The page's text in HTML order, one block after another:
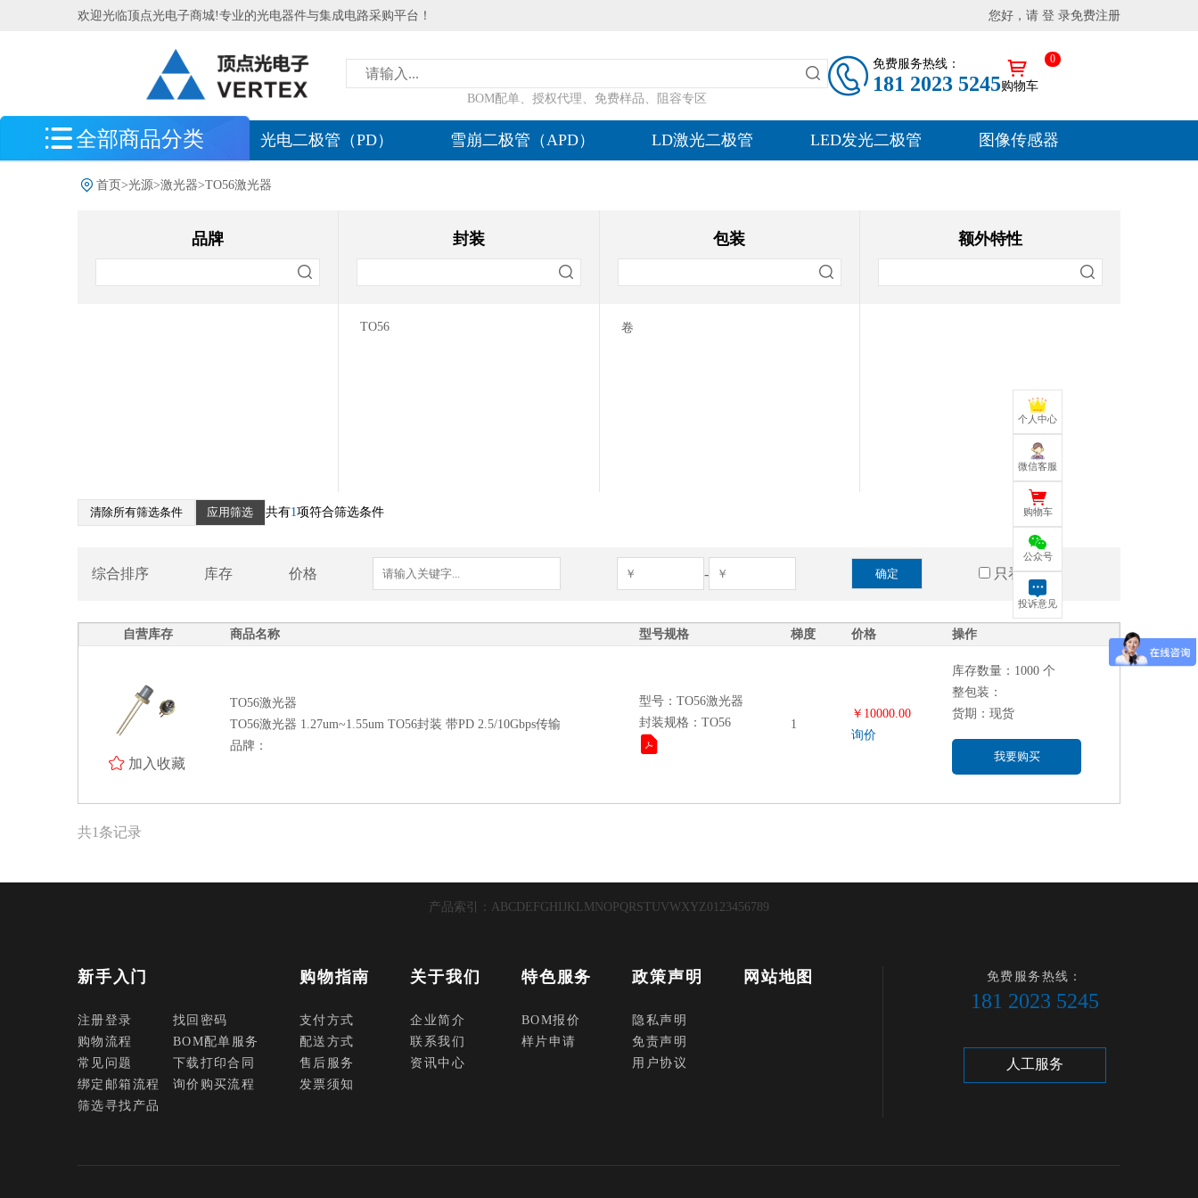
欢迎光临顶点光电子商城!专业的光电器件与集成电路采购平台！ 您好，请 登 录免费注册
BOM配单、授权代理、免费样品、阻容专区
免费服务热线：
181 2023 5245购物车
0
全部商品分类
光电探测器
LD激光二极管
选择波长激光器
插拔式CWDM激光器
半导体光放大器
VCSEL垂直腔面激光器
发生器 时间-数字转换器
晶体管 保险丝 射频功率器件
数字/模拟开关 电平转换 继电器
接插件/连接器
最新到货 光电二极管（PD） 雪崩二极管（APD） LD激光二极管 LED发光二极管 图像传感器
首页 >光源>激光器>TO56激光器
品牌 封装
TO56
包装
卷
额外特性
清除所有筛选条件 应用筛选 共有1项符合筛选条件
综合排序 库存 价格 - 确定 只看有货
自营库存 商品名称 型号规格 梯度 价格 操作
加入收藏
TO56激光器
TO56激光器 1.27um~1.55um TO56封装 带PD 2.5/10Gbps传输
品牌：
型号：TO56激光器
封装规格：TO56
1
￥10000.00
询价
库存数量：1000 个
整包装：
货期：现货
我要购买
共1条记录
个人中心
微信客服
购物车
公众号
投诉意见
产品索引： A BC D E FG H K M N O PQ RSTUVWX YZ0 23456789
新手入门
注册登录
找回密码
购物流程
BOM配单服务
常见问题
下载打印合同
绑定邮箱流程
询价购买流程
筛选寻找产品
购物指南
支付方式
配送方式
售后服务
发票须知
关于我们
企业简介
联系我们
资讯中心
特色服务
BOM报价
样片申请
政策声明
隐私声明
免责声明
用户协议
网站地图 免费服务热线：
181 2023 5245
人工服务